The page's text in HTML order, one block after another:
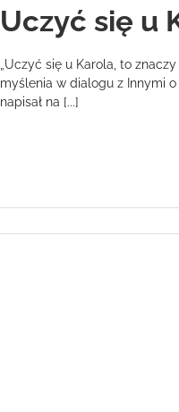
Uczyć się u
„Uczyć się u Karola, to
myślenia w dialogu z Innymi
napisał na [...]